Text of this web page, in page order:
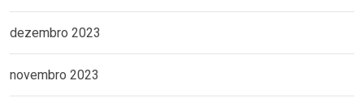
dezembro 2023
novembro 2023